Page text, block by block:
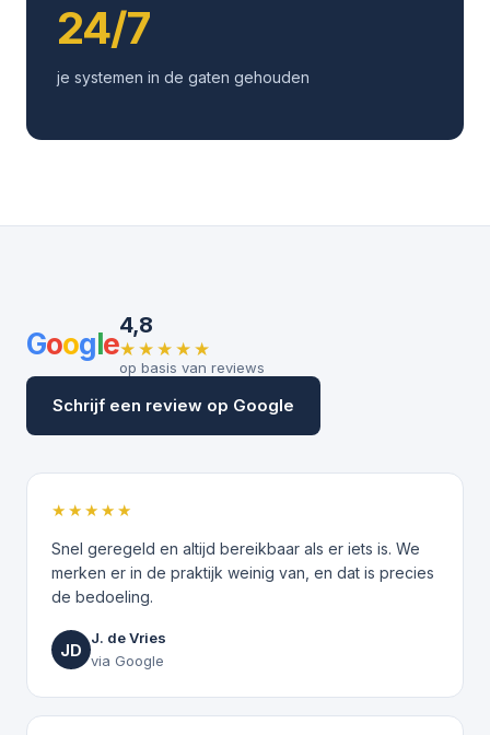
24/7
je systemen in de gaten gehouden
Google
4,8
★★★★★
op basis van reviews
Schrijf een review op Google
★★★★★
Snel geregeld en altijd bereikbaar als er iets is. We
merken er in de praktijk weinig van, en dat is precies
de bedoeling.
JD
J. de Vries
via Google